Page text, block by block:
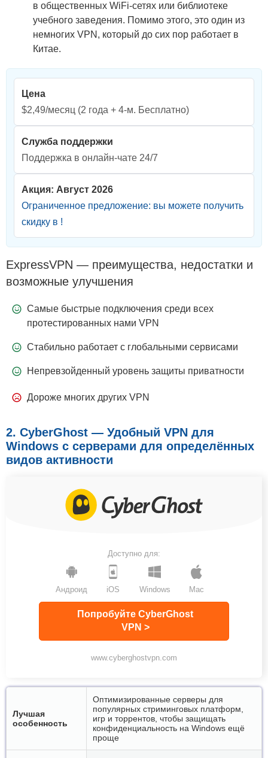
в общественных WiFi-сетях или библиотеке
учебного заведения. Помимо этого, это один из
немногих VPN, который до сих пор работает в
Китае.
Цена
$2,49/месяц (2 года + 4-м. Бесплатно)
Служба поддержки
Поддержка в онлайн-чате 24/7
Акция: Август 2026
Ограниченное предложение: вы можете получить
скидку в !
ExpressVPN — преимущества, недостатки и
возможные улучшения
Самые быстрые подключения среди всех
протестированных нами VPN
Стабильно работает с глобальными сервисами
Непревзойденный уровень защиты приватности
Дороже многих других VPN
2. CyberGhost — Удобный VPN для
Windows с серверами для определённых
видов активности
Доступно для:
Windows Mac
Андроид iOS
Попробуйте CyberGhost
VPN >
www.cyberghostvpn.com
Лучшая
особенность
Оптимизированные серверы для
популярных стриминговых платформ,
игр и торрентов, чтобы защищать
конфиденциальность на Windows ещё
проще